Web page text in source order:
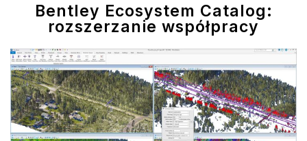
Bentley Ecosystem Catalog:
rozszerzanie współpracy